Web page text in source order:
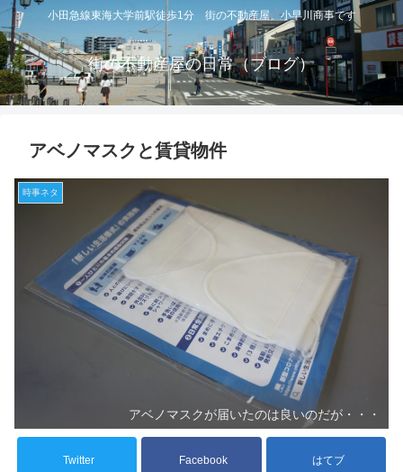
小田急線東海大学前駅徒歩1分 街の不動産屋 小早川商事です
街の不動産屋の日常（ブログ）
アベノマスクと賃貸物件
時事ネタ
アベノマスクが届いたのは良いのだが・・・
Twitter Facebook はてブ